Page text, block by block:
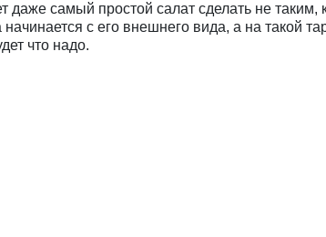
даже самый простой салат сделать не таким,
начинается с его внешнего вида, а на такой
что надо.